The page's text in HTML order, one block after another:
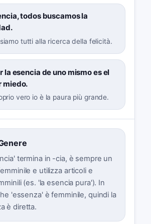
todos buscamos la
tutti alla ricerca della felicità.
la esencia de uno mismo es el
miedo.
vero io è la paura più grande.
termina in -cia, è sempre un
e utilizza articoli e
(es. 'la esencia pura'). In
'essenza' è femminile, quindi la
è diretta.